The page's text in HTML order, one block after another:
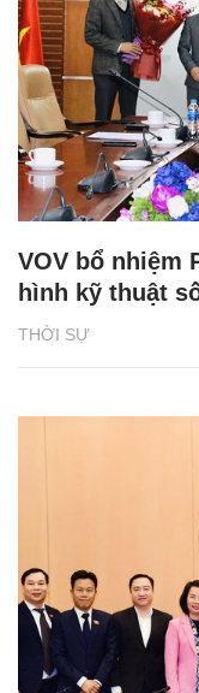
THỜI SỰ
VOV bổ nhiệm
hình kỹ thuật